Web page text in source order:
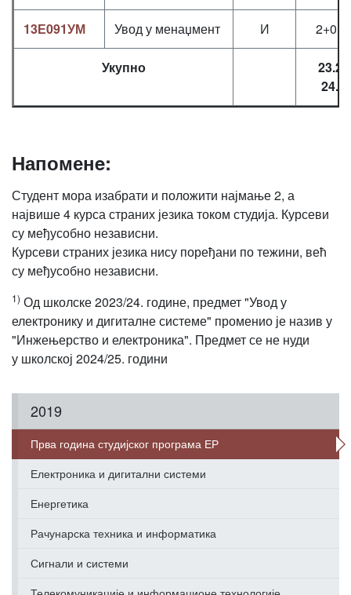
2019
Прва година студијског програма ЕР
Електроника и дигитални системи
Енергетика
Рачунарска техника и информатика
Сигнали и системи
13Е091УМ Увод у менаџмент И 2+0+0
Укупно
23.2 /
24.2
Напоменe:
Студент мора изабрати и положити најмање 2, а
највише 4 курса страних језика током студија. Курсеви
су међусобно независни.
Курсеви страних језика нису поређани по тежини, већ
су међусобно независни.
1) Од школске 2023/24. године, предмет "Увод у
електронику и дигиталне системе" променио је назив у
"Инжењерство и електроника". Предмет се не нуди
у школској 2024/25. години